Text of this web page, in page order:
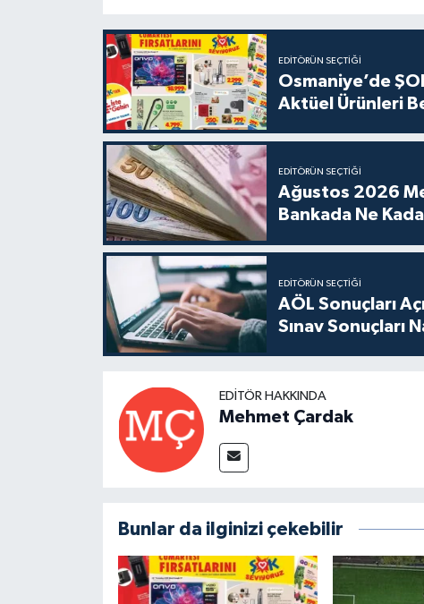
EDITÖRÜN SEÇTIĞI
Osmaniye’de
Aktüel Ürünleri
EDITÖRÜN SEÇTIĞI
Ağustos 2026
Bankada Ne
EDITÖRÜN SEÇTIĞI
AÖL Sonuçları
Sınav Sonuçları
EDITÖR HAKKINDA
Mehmet Çardak
Bunlar da ilginizi çekebilir